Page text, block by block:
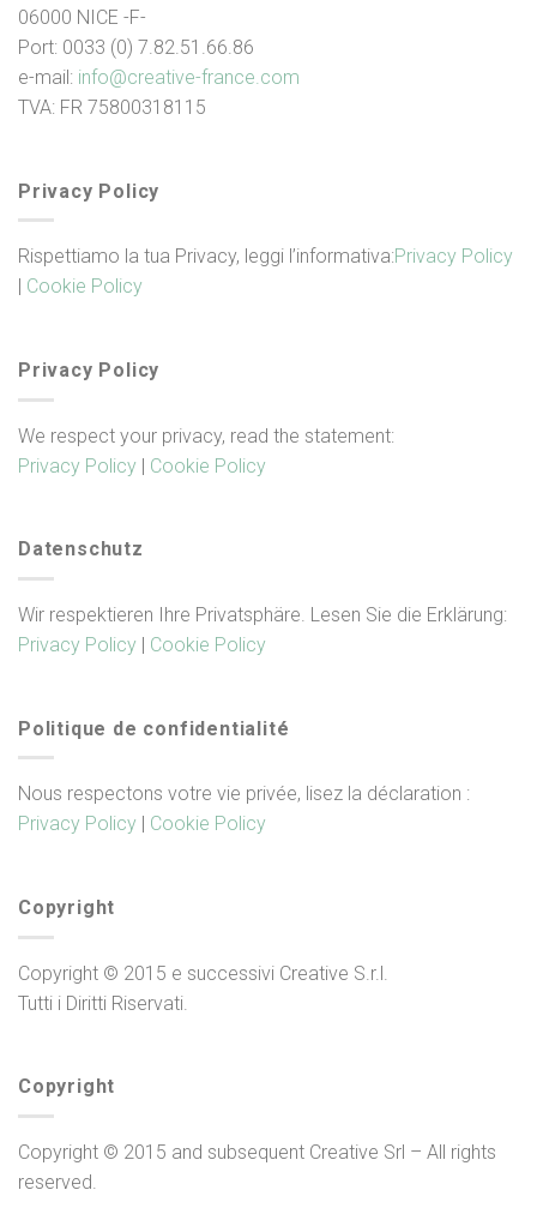
06000 NICE -F-
Port: 0033 (0) 7.82.51.66.86
e-mail: info@creative-france.com
TVA: FR 75800318115
Privacy Policy
Rispettiamo la tua Privacy, leggi l’informativa:Privacy Policy
Cookie Policy
Privacy Policy
We respect your privacy, read the statement:
Privacy Policy | Cookie Policy
Datenschutz
Wir respektieren Ihre Privatsphäre. Lesen Sie die Erklärung:
Privacy Policy | Cookie Policy
Politique de confidentialité
Nous respectons votre vie privée, lisez la déclaration :
Privacy Policy
Cookie Policy
Copyright
Copyright © 2015 e successivi Creative S.r.l.
Tutti i Diritti Riservati.
Copyright
Copyright © 2015 and subsequent Creative Srl – All rights
reserved.